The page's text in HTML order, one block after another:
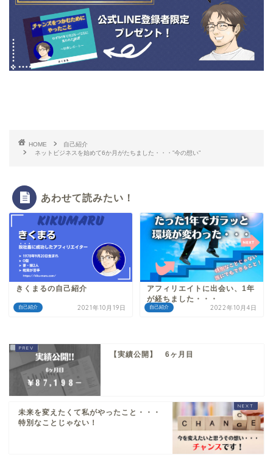
HOME
自己紹介
ネットビジネスを始めて6か月がたちました・・・”今の想い”
あわせて読みたい！
自己紹介
きくまるの自己紹介
2021年10月19日 自己紹介
アフィリエイトに出会い、1年
が経ちました・・・
2022年10月4日
【実績公開】 6ヶ月目
未来を変えたくて私がやったこと・・・
特別なことじゃない！